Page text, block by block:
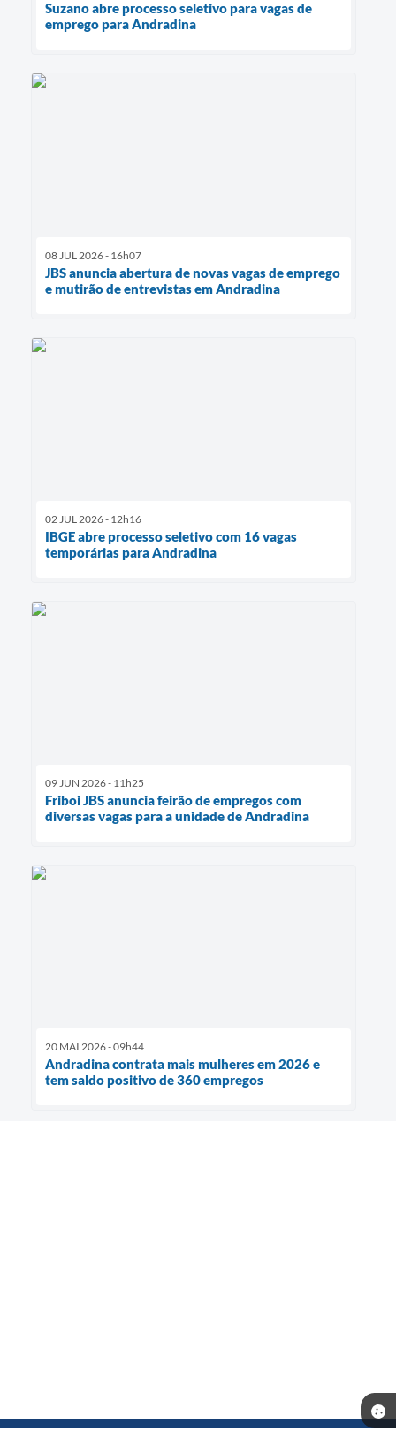
Suzano abre processo seletivo para vagas de
emprego para Andradina
08 JUL 2026 - 16h07
​JBS anuncia abertura de novas vagas de emprego
e mutirão de entrevistas em Andradina
02 JUL 2026 - 12h16
IBGE abre processo seletivo com 16 vagas
temporárias para Andradina
09 JUN 2026 - 11h25
Friboi JBS anuncia feirão de empregos com
diversas vagas para a unidade de Andradina
20 MAI 2026 - 09h44
Andradina contrata mais mulheres em 2026 e
tem saldo positivo de 360 empregos